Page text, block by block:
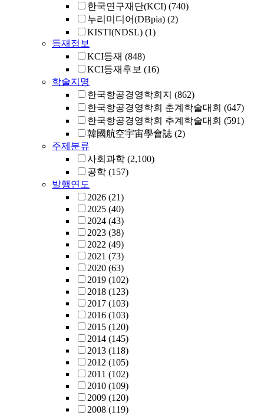
한국연구재단(KCI) (740)
누리미디어(DBpia) (2)
KISTI(NDSL) (1)
등재정보
KCI등재 (848)
KCI등재후보 (16)
학술지명
한국항공경영학회지 (862)
한국항공경영학회 춘계학술대회 (647)
한국항공경영학회 추계학술대회 (591)
韓國航空宇宙學會誌 (2)
주제분류
사회과학 (2,100)
공학 (157)
발행연도
2026 (21)
2025 (40)
2024 (43)
2023 (38)
2022 (49)
2021 (73)
2020 (63)
2019 (102)
2018 (123)
2017 (103)
2016 (103)
2015 (120)
2014 (145)
2013 (118)
2012 (105)
2011 (102)
2010 (109)
2009 (120)
2008 (119)